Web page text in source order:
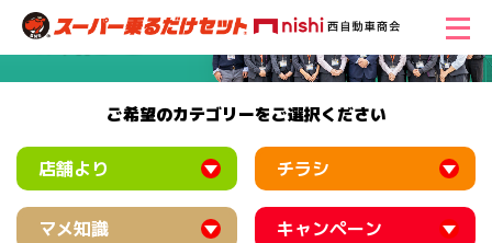
ご希望のカテゴリーをご選択ください
店舗より チラシ
マメ知識 キャンペーン